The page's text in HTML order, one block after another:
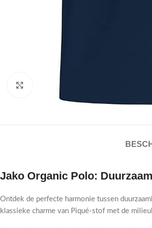
Click to enlarge
Jako Organic Polo:
Ontdek de perfecte harmonie tussen
klassieke charme van Piqué-stof met de